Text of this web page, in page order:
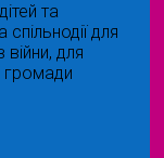
та
для
війни, для
громади